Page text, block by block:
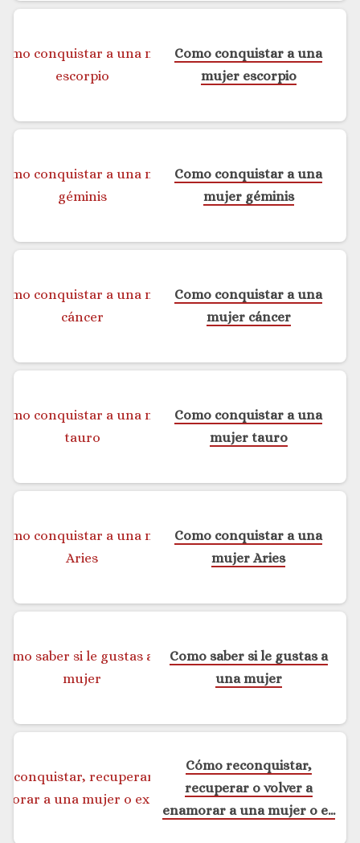
Como conquistar a una
mujer escorpio
Como conquistar a una
mujer géminis
Como conquistar a una
mujer cáncer
Como conquistar a una
mujer tauro
Como conquistar a una
mujer Aries
Como saber si le gustas a
una mujer
Cómo reconquistar,
recuperar o volver a
enamorar a una mujer o ex